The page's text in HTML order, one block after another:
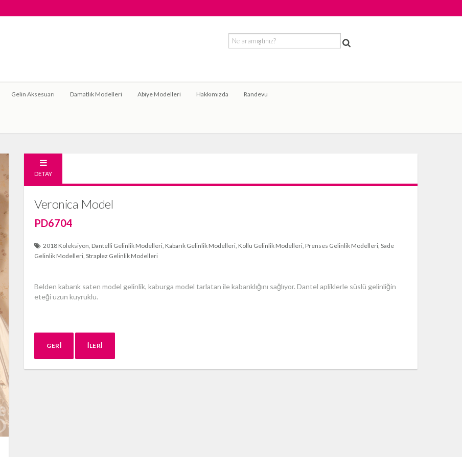
Gelin Aksesuarı Damatlık Modelleri Abiye Modelleri Hakkımızda Randevu
DETAY
Veronica Model
PD6704
2018 Koleksiyon Dantelli Gelinlik Modelleri Kabarık Gelinlik Modelleri Kollu Gelinlik Modelleri Prenses Gelinlik Modelleri Sade
Gelinlik Modelleri Straplez Gelinlik Modelleri
Belden kabarık saten model gelinlik, kaburga model tarlatan ile kabarıklığını sağlıyor. Dantel apliklerle süslü gelinliğin
eteği uzun kuyruklu.